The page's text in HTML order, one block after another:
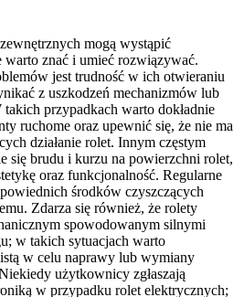
mogą wystąpić
warto znać i umieć rozwiązywać.
jest trudność w ich otwieraniu
z uszkodzeń mechanizmów lub
przypadkach warto dokładnie
ruchome oraz upewnić się, że nie ma
działanie rolet. Innym częstym
się brudu i kurzu na powierzchni rolet,
oraz funkcjonalność. Regularne
środków czyszczących
Zdarza się również, że rolety
spowodowanym silnymi
w takich sytuacjach warto
w celu naprawy lub wymiany
użytkownicy zgłaszają
w przypadku rolet elektrycznych;